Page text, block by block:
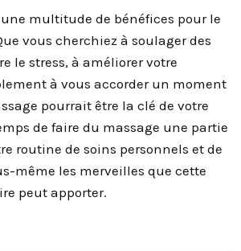
une multitude de bénéfices pour le
vous cherchiez à soulager des
le stress, à améliorer votre
à vous accorder un moment
pourrait être la clé de votre
de faire du massage une partie
routine de soins personnels et de
même les merveilles que cette
peut apporter.